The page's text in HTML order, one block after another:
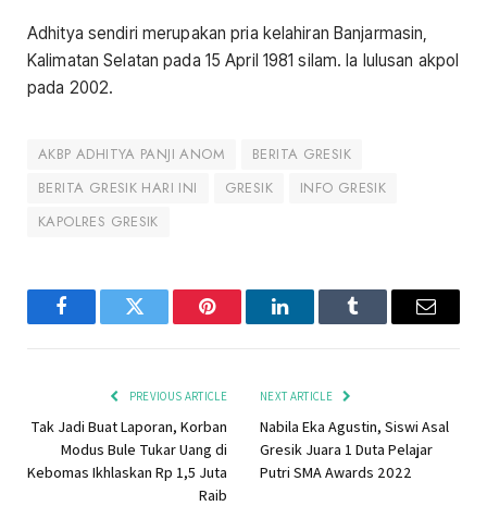
Adhitya sendiri merupakan pria kelahiran Banjarmasin,
Kalimatan Selatan pada 15 April 1981 silam. Ia lulusan akpol
pada 2002.
AKBP ADHITYA PANJI ANOM
BERITA GRESIK
BERITA GRESIK HARI INI
GRESIK
INFO GRESIK
KAPOLRES GRESIK
FacebookTwitter Pinterest LinkedInTumblr Email
PREVIOUS ARTICLE
Tak Jadi Buat Laporan, Korban
Modus Bule Tukar Uang di
Kebomas Ikhlaskan Rp 1,5 Juta
Raib
NEXT ARTICLE
Nabila Eka Agustin, Siswi Asal
Gresik Juara 1 Duta Pelajar
Putri SMA Awards 2022